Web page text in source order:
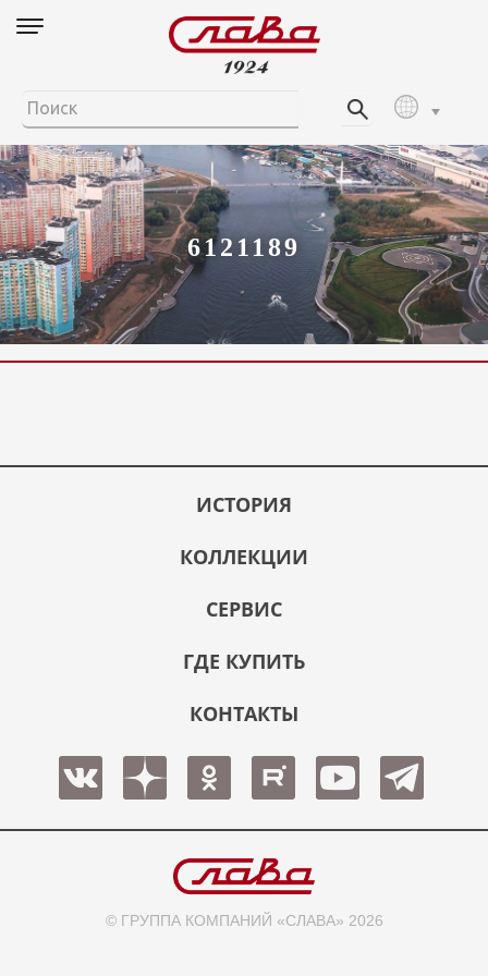
6121189
ИСТОРИЯ
КОЛЛЕКЦИИ
СЕРВИС
ГДЕ КУПИТЬ
КОНТАКТЫ
© ГРУППА КОМПАНИЙ «СЛАВА» 2026